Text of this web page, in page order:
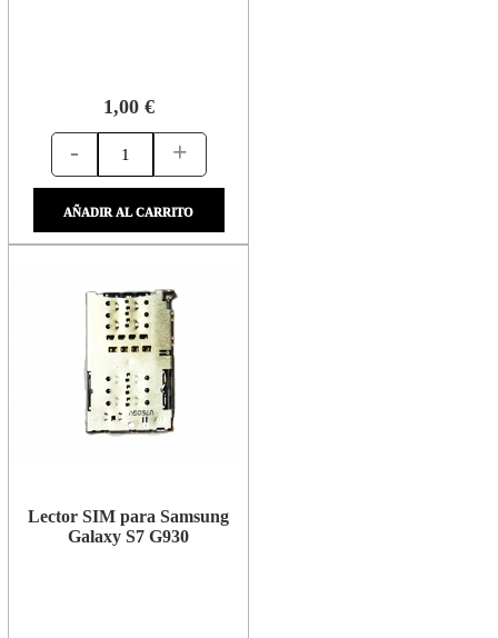
1,00 €
- +
AÑADIR AL CARRITO
Lector SIM para Samsung
Galaxy S7 G930